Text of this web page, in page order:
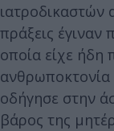
ιατροδικαστών
πράξεις έγιναν
οποία είχε ήδη
ανθρωποκτονία
οδήγησε στην
βάρος της